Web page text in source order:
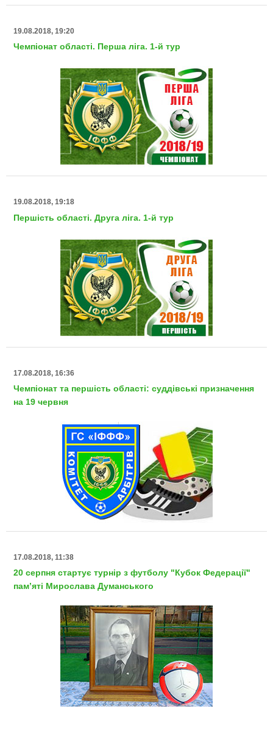
19.08.2018, 19:20
Чемпіонат області. Перша ліга. 1-й тур
19.08.2018, 19:18
Першість області. Друга ліга. 1-й тур
17.08.2018, 16:36
Чемпіонат та першість області: суддівські призначення
на 19 червня
17.08.2018, 11:38
20 серпня стартує турнір з футболу "Кубок Федерації"
пам’яті Мирослава Думанського